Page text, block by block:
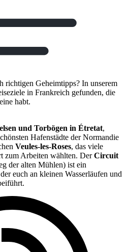
richtigen Geheimtipps? In unserem
in Frankreich gefunden, die
habt.
und Torbögen in Étretat,
Hafenstädte der Normandie
Veules-les-Roses, das viele
zum Arbeiten wählten. DerCircuit
der alten Mühlen) ist ein
euch an kleinen Wasserläufen und